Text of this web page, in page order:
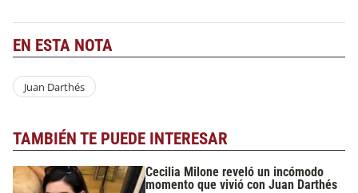
EN ESTA NOTA
Juan Darthés
TAMBIÉN TE PUEDE INTERESAR
Cecilia Milone reveló un incómodo
momento que vivió con Juan Darthés